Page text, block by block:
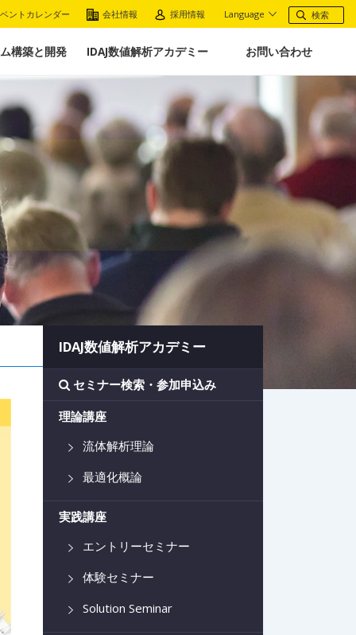
ントカレンダー 会社情報 採用情報 Language
構築と開発 IDAJ数値解析アカデミー お問い合わせ
IDAJ数値解析アカデミー
セミナー検索・参加申込み
理論講座
流体解析理論
最適化概論
実践講座
エントリーセミナー
体験セミナー
Solution Seminar